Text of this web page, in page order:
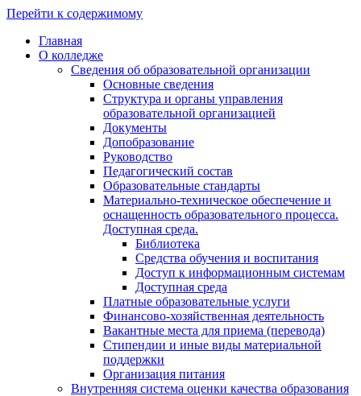
Перейти к содержимому
Главная
О колледже
Сведения об образовательной организации
Основные сведения
Структура и органы управления
образовательной организацией
Документы
Допобразование
Руководство
Педагогический состав
Образовательные стандарты
Материально-техническое обеспечение и
оснащенность образовательного процесса.
Доступная среда.
Библиотека
Средства обучения и воспитания
Доступ к информационным системам
Доступная среда
Платные образовательные услуги
Финансово-хозяйственная деятельность
Вакантные места для приема (перевода)
Стипендии и иные виды материальной
поддержки
Организация питания
Внутренняя система оценки качества образования